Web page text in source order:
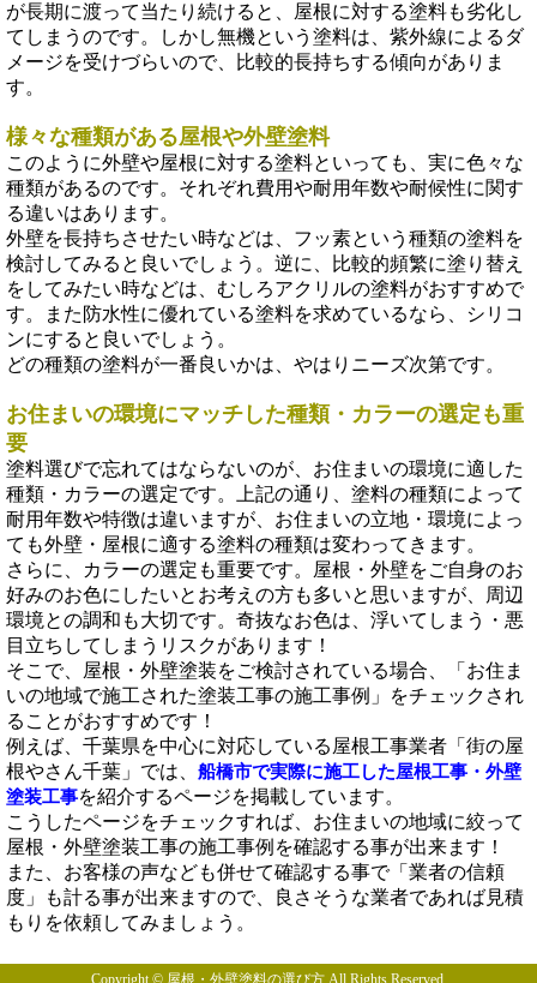
が長期に渡って当たり続けると、屋根に対する塗料も劣化し
てしまうのです。しかし無機という塗料は、紫外線によるダ
メージを受けづらいので、比較的長持ちする傾向がありま
す。
様々な種類がある屋根や外壁塗料
このように外壁や屋根に対する塗料といっても、実に色々な
種類があるのです。それぞれ費用や耐用年数や耐候性に関す
る違いはあります。
外壁を長持ちさせたい時などは、フッ素という種類の塗料を
検討してみると良いでしょう。逆に、比較的頻繁に塗り替え
をしてみたい時などは、むしろアクリルの塗料がおすすめで
す。また防水性に優れている塗料を求めているなら、シリコ
ンにすると良いでしょう。
どの種類の塗料が一番良いかは、やはりニーズ次第です。
お住まいの環境にマッチした種類・カラーの選定も重
要
塗料選びで忘れてはならないのが、お住まいの環境に適した
種類・カラーの選定です。上記の通り、塗料の種類によって
耐用年数や特徴は違いますが、お住まいの立地・環境によっ
ても外壁・屋根に適する塗料の種類は変わってきます。
さらに、カラーの選定も重要です。屋根・外壁をご自身のお
好みのお色にしたいとお考えの方も多いと思いますが、周辺
環境との調和も大切です。奇抜なお色は、浮いてしまう・悪
目立ちしてしまうリスクがあります！
そこで、屋根・外壁塗装をご検討されている場合、「お住ま
いの地域で施工された塗装工事の施工事例」をチェックされ
ることがおすすめです！
例えば、千葉県を中心に対応している屋根工事業者「街の屋
根やさん千葉」では、 船橋市で実際に施工した屋根工事・外壁
塗装工事を紹介するページを掲載しています。
こうしたページをチェックすれば、お住まいの地域に絞って
屋根・外壁塗装工事の施工事例を確認する事が出来ます！
また、お客様の声なども併せて確認する事で「業者の信頼
度」も計る事が出来ますので、良さそうな業者であれば見積
もりを依頼してみましょう。
Copyright © 屋根・外壁塗料の選び方 All Rights Reserved.